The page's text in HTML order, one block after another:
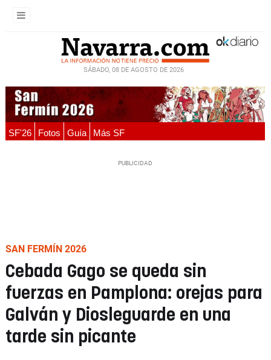
SÁBADO, 08 DE AGOSTO DE 2026
SF'26 Fotos Guía Más SF
SAN FERMÍN 2026
Cebada Gago se queda sin
fuerzas en Pamplona: orejas para
Galván y Diosleguarde en una
tarde sin picante